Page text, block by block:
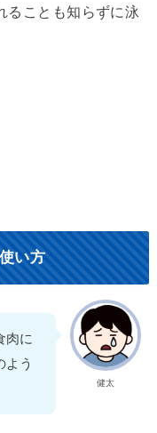
ることも知らずに泳
い方
健太
肉に
よう